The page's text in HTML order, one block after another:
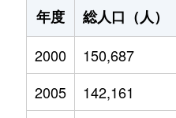
年度
総人口（人）
2000
150,687
2005
142,161